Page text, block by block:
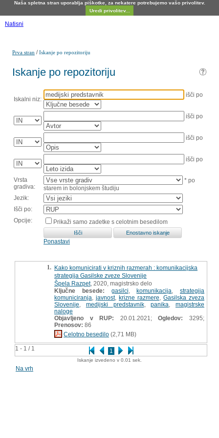
Naša spletna stran uporablja piškotke, za nekatere potrebujemo vašo privolitev.
Uredi privolitev...
Natisni
Prva stran /Iskanje po repozitoriju
Iskanje po repozitoriju
Iskalni niz:
išči po
išči po
išči po
išči po
Vrsta
gradiva:
* po
starem in bolonjskem študiju
Jezik:
Išči po:
Opcije:
Prikaži samo zadetke s celotnim besedilom
Ponastavi
1 - 1 / 1 1
1. Kako komunicirati v kriznih razmerah : komunikacijska
strategija Gasilske zveze Slovenije
Špela Razpet, 2020, magistrsko delo
Ključne besede:
gasilci ,komunikacija
strategija
komuniciranja
javnost, krizne razmere
Gasilska zveza
Slovenije
medijski predstavnik,panika
magistrske
naloge
Objavljeno v RUP: 20.01.2021;Ogledov:
3295;
Prenosov: 86
Celotno besedilo (2,71 MB)
Iskanje izvedeno v 0.01 sek.
Na vrh